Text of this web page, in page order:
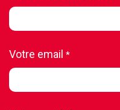
Votre email *